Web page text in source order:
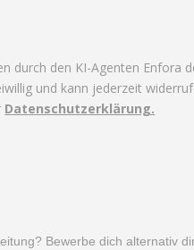
durch den KI-Agenten
und kann jederzeit
Datenschutzerklärung.
Bewerbe dich alternativ